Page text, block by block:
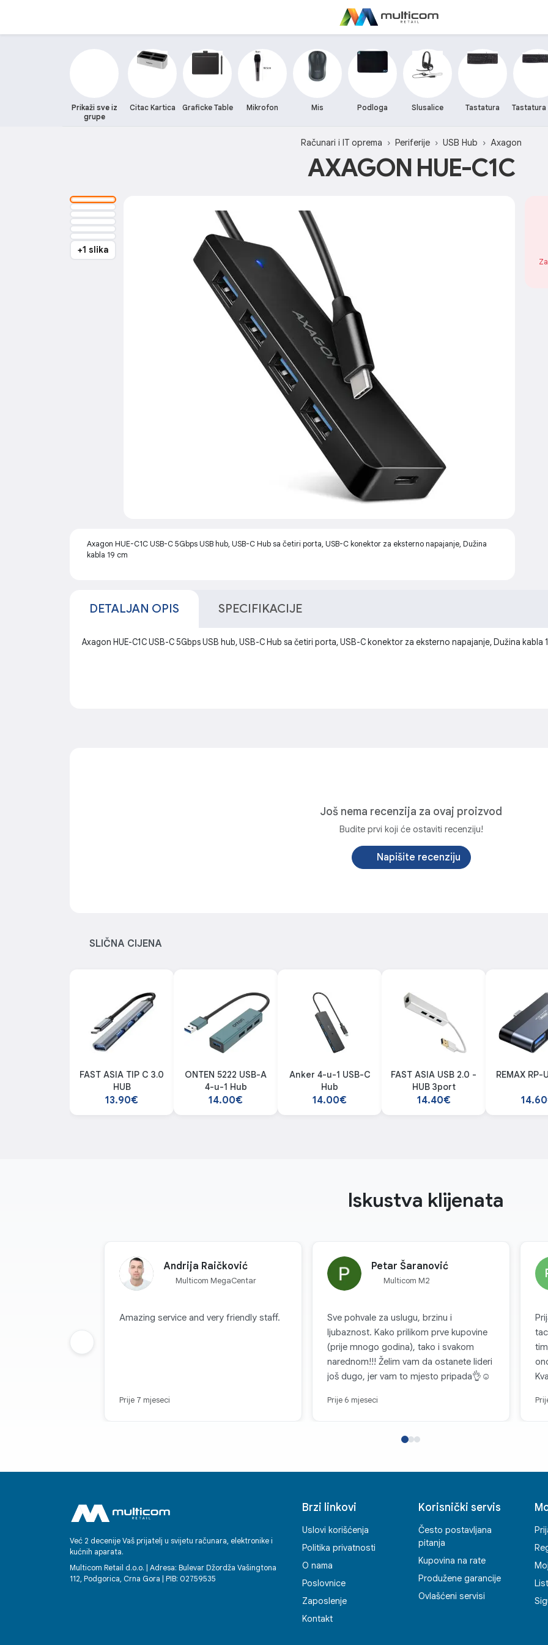
Prikaži sve iz
grupe
Citac Kartica Graficke Table Mikrofon Mis Podloga Slusalice Tastatura Tastatura
Računari i IT oprema Periferije USB Hub Axagon
AXAGON HUE-C1C
+1 slika
Axagon HUE-C1C USB-C 5Gbps USB hub, USB-C Hub sa četiri porta, USB-C konektor za eksterno napajanje, Dužina
kabla 19 cm
DETALJAN OPIS SPECIFIKACIJE
Axagon HUE-C1C USB-C 5Gbps USB hub, USB-C Hub sa četiri porta, USB-C konektor za eksterno napajanje, Dužina kabla
Još nema recenzija za ovaj proizvod
Budite prvi koji će ostaviti recenziju!
Napišite recenziju
SLIČNA CIJENA
FAST ASIA TIP C 3.0
HUB
13.90€
ONTEN 5222 USB-A
4-u-1 Hub
14.00€
Anker 4-u-1 USB-C
Hub
14.00€
FAST ASIA USB 2.0 -
HUB 3port
14.40€
REMAX RP-
Iskustva klijenata
Andrija Raičković
Multicom MegaCentar
Amazing service and very friendly staff.
Prije 7 mjeseci
Petar Šaranović
Multicom M2
Sve pohvale za uslugu, brzinu i
ljubaznost. Kako prilikom prve kupovine
(prije mnogo godina), tako i svakom
narednom!!! Želim vam da ostanete lideri
još dugo, jer vam to mjesto pripada👌☺️
Prije 6 mjeseci
Već 2 decenije Vaš prijatelj u svijetu računara, elektronike i
kućnih aparata.
Multicom Retail d.o.o. | Adresa: Bulevar Džordža Vašingtona
112, Podgorica, Crna Gora | PIB: 02759535
Brzi linkovi
Uslovi korišćenja
Politika privatnosti
O nama
Poslovnice
Zaposlenje
Kontakt
Korisnički servis
Često postavljana
pitanja
Kupovina na rate
Produžene garancije
Ovlašćeni servisi